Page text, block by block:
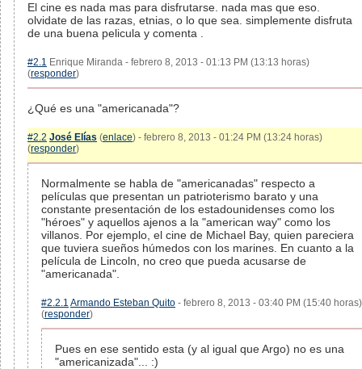
El cine es nada mas para disfrutarse. nada mas que eso.
olvidate de las razas, etnias, o lo que sea. simplemente disfruta
de una buena pelicula y comenta .
#2.1 Enrique Miranda - febrero 8, 2013 - 01:13 PM (13:13 horas)
(responder)
¿Qué es una "americanada"?
#2.2 José Elías (enlace) - febrero 8, 2013 - 01:24 PM (13:24 horas)
(responder)
Normalmente se habla de "americanadas" respecto a
películas que presentan un patrioterismo barato y una
constante presentación de los estadounidenses como los
"héroes" y aquellos ajenos a la "american way" como los
villanos. Por ejemplo, el cine de Michael Bay, quien pareciera
que tuviera sueños húmedos con los marines. En cuanto a la
película de Lincoln, no creo que pueda acusarse de
"americanada".
#2.2.1 Armando Esteban Quito - febrero 8, 2013 - 03:40 PM (15:40 horas)
(responder)
Pues en ese sentido esta (y al igual que Argo) no es una
"americanizada"... :)